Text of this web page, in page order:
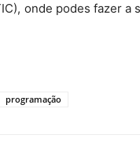
onde podes fazer a
programação